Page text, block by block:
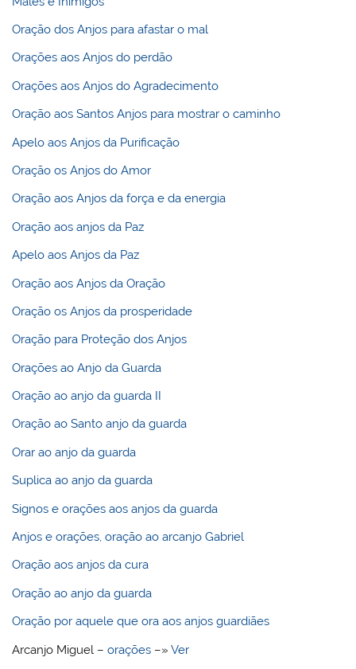
Oração dos Anjos para afastar o mal
Orações aos Anjos do perdão
Orações aos Anjos do Agradecimento
Oração aos Santos Anjos para mostrar o caminho
Apelo aos Anjos da Purificação
Oração os Anjos do Amor
Oração aos Anjos da força e da energia
Oração aos anjos da Paz
Apelo aos Anjos da Paz
Oração aos Anjos da Oração
Oração os Anjos da prosperidade
Oração para Proteção dos Anjos
Orações ao Anjo da Guarda
Oração ao anjo da guarda II
Oração ao Santo anjo da guarda
Orar ao anjo da guarda
Suplica ao anjo da guarda
Signos e orações aos anjos da guarda
Anjos e orações, oração ao arcanjo Gabriel
Oração aos anjos da cura
Oração ao anjo da guarda
Oração por aquele que ora aos anjos guardiães
Arcanjo Miguel –orações –»Ver